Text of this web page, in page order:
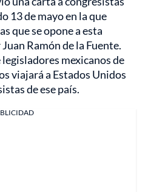
13 de mayo en la que
que se opone a esta
Ramón de la Fuente.
mexicanos de
viajará a Estados Unidos
de ese país.